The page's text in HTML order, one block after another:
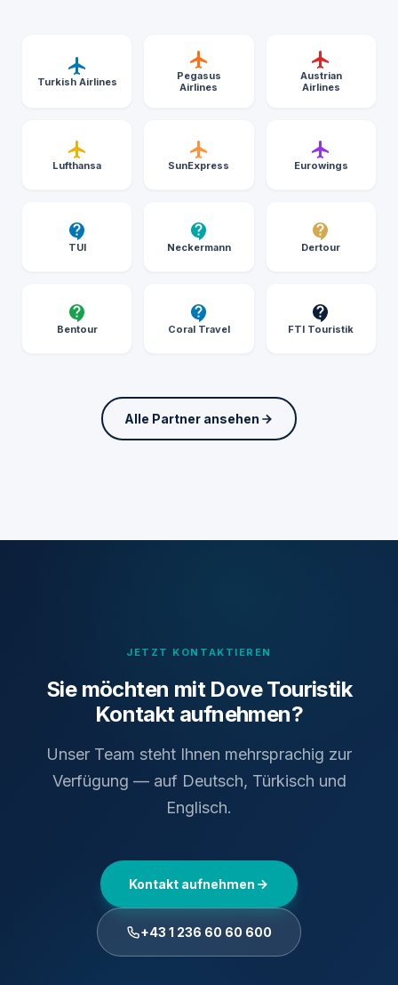
Turkish Airlines
Pegasus
Airlines
Austrian
Airlines
Lufthansa SunExpress Eurowings
TUI Neckermann Dertour
Bentour Coral Travel FTI Touristik
Alle Partner ansehen
JETZT KONTAKTIEREN
Sie möchten mit Dove Touristik
Kontakt aufnehmen?
Unser Team steht Ihnen mehrsprachig zur
Verfügung — auf Deutsch, Türkisch und
Englisch.
Kontakt aufnehmen
+43 1 236 60 60 600